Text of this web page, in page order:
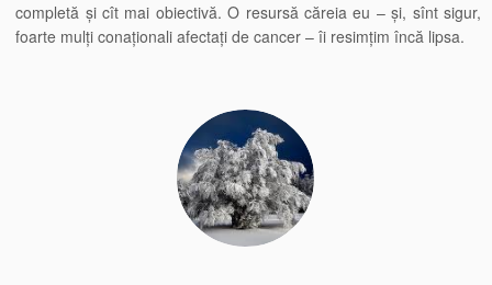
completă și cît mai obiectivă. O resursă căreia eu – și, sînt sigur,
foarte mulți conaționali afectați de cancer – îi resimțim încă lipsa.